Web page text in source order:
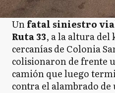
Unfatal siniestro
Ruta 33, a la altura del
cercanías de Colonia
colisionaron de frente
camión que luego
contra el alambrado de